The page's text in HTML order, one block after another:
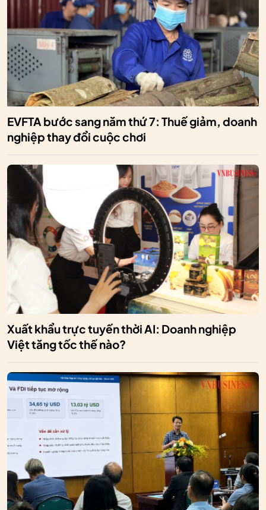
EVFTA bước sang năm thứ 7: Thuế giảm, doanh
nghiệp thay đổi cuộc chơi
Xuất khẩu trực tuyến thời AI: Doanh nghiệp
Việt tăng tốc thế nào?